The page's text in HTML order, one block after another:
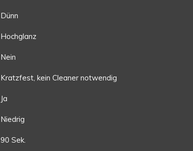
Dünn
Hochglanz
Nein
Kratzfest, kein Cleaner notwendig
Ja
Niedrig
90 Sek.